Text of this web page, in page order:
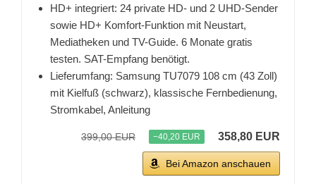
HD+ integriert: 24 private HD- und 2 UHD-Sender
sowie HD+ Komfort-Funktion mit Neustart,
Mediatheken und TV-Guide. 6 Monate gratis
testen. SAT-Empfang benötigt.
Lieferumfang: Samsung TU7079 108 cm (43 Zoll)
mit Kielfuß (schwarz), klassische Fernbedienung,
Stromkabel, Anleitung
399,00 EUR −40,20 EUR 358,80 EUR
Bei Amazon anschauen